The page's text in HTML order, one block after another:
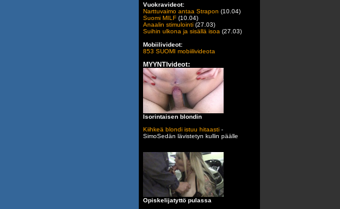
Vuokravideot:
Narttuvaimo antaa Strapon (10.04)
Suomi MILF (10.04)
Anaalin stimulointi (27.03)
Suihin ulkona ja sisällä isoa (27.03)
Mobiilivideot:
853 SUOMI mobiilivideota
MYYNTIvideot:
Isorintaisen blondin
Kiihkeä blondi istuu hitaasti -
SimoSedän lävistetyn kullin päälle
Opiskelijatyttö pulassa